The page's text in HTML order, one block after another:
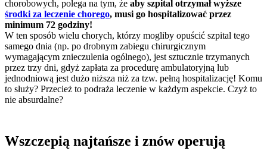
chorobowych, polega na tym, że aby szpital otrzymał wyższe
środki za leczenie chorego, musi go hospitalizować przez
minimum 72 godziny!
W ten sposób wielu chorych, którzy mogliby opuścić szpital tego
samego dnia (np. po drobnym zabiegu chirurgicznym
wymagającym znieczulenia ogólnego), jest sztucznie trzymanych
przez trzy dni, gdyż zapłata za procedurę ambulatoryjną lub
jednodniową jest dużo niższa niż za tzw. pełną hospitalizację! Komu
to służy? Przecież to podraża leczenie w każdym aspekcie. Czyż to
nie absurdalne?
Wszczepią najtańsze i znów operują